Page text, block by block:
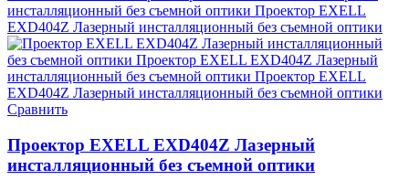
Сравнить
Проектор EXELL EXD404Z Лазерный
инсталляционный без съемной оптики